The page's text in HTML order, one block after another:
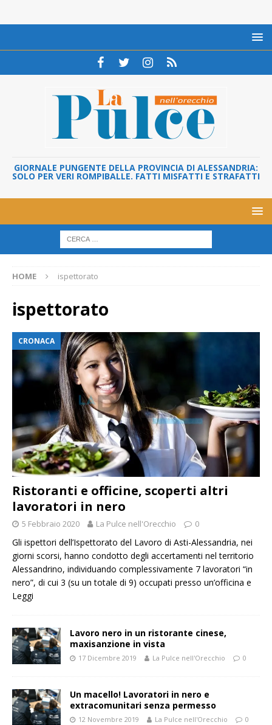
GIORNALE PUNGENTE DELLA PROVINCIA DI ALESSANDRIA:
SOLO PER VERI ROMPIBALLE. FATTI MISFATTI E STRAFATTI
HOME ispettorato
ispettorato
CRONACA
Ristoranti e officine, scoperti altri
lavoratori in nero
5 Febbraio 2020 La Pulce nell'Orecchio 0
Gli ispettori dell’Ispettorato del Lavoro di Asti-Alessandria, nei
giorni scorsi, hanno condotto degli accertamenti nel territorio
Alessandrino, individuando complessivamente 7 lavoratori “in
nero”, di cui 3 (su un totale di 9) occupati presso un’officina e
Leggi
Lavoro nero in un ristorante cinese,
maxisanzione in vista
17 Dicembre 2019 La Pulce nell'Orecchio 0
Un macello! Lavoratori in nero e
extracomunitari senza permesso
12 Novembre 2019 La Pulce nell'Orecchio 0